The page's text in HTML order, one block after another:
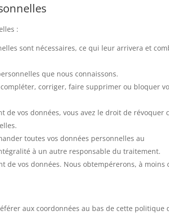
:
sont nécessaires, ce qui leur arrivera et
que nous connaissons.
corriger, faire supprimer ou bloquer
vos données, vous avez le droit de révoquer
toutes vos données personnelles au
à un autre responsable du traitement.
de vos données. Nous obtempérerons, à moins
aux coordonnées au bas de cette politique